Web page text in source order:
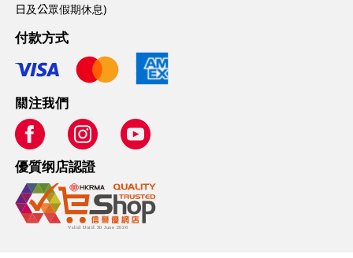
日及公眾假期休息)
付款方式
關注我們
優質纲店認證